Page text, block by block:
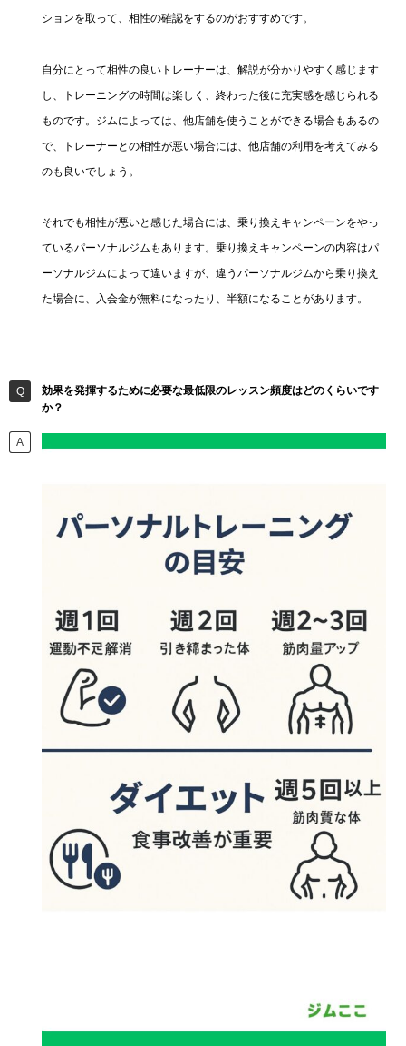
ションを取って、相性の確認をするのがおすすめです。
自分にとって相性の良いトレーナーは、解説が分かりやすく感じます
し、トレーニングの時間は楽しく、終わった後に充実感を感じられる
ものです。ジムによっては、他店舗を使うことができる場合もあるの
で、トレーナーとの相性が悪い場合には、他店舗の利用を考えてみる
のも良いでしょう。
それでも相性が悪いと感じた場合には、乗り換えキャンペーンをやっ
ているパーソナルジムもあります。乗り換えキャンペーンの内容はパ
ーソナルジムによって違いますが、違うパーソナルジムから乗り換え
た場合に、入会金が無料になったり、半額になることがあります。
効果を発揮するために必要な最低限のレッスン頻度はどのくらいです
か？